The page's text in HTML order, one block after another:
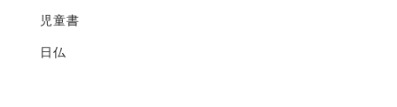
児童書
日仏